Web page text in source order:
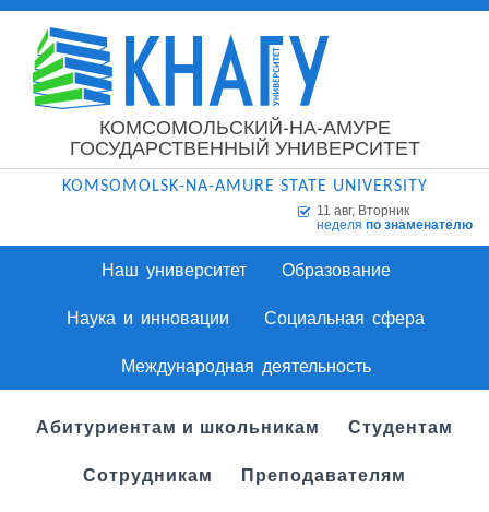
КОМСОМОЛЬСКИЙ-НА-АМУРЕ
ГОСУДАРСТВЕННЫЙ УНИВЕРСИТЕТ
KOMSOMOLSK-NA-AMURE STATE UNIVERSITY
11 авг, Вторник
неделя по знаменателю
Наш университет
Образование
Наука и инновации
Социальная сфера
Международная деятельность
Абитуриентам и школьникам Студентам
Сотрудникам Преподавателям